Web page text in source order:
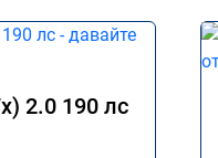
2.0 190 лс